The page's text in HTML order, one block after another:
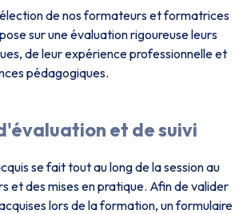
de nos formateurs et formatrices
sur une évaluation rigoureuse leurs
de leur expérience professionnelle et
pédagogiques.
et de suivi
se fait tout au long de la session au
et des mises en pratique. Afin de valider
lors de la formation, un formulaire